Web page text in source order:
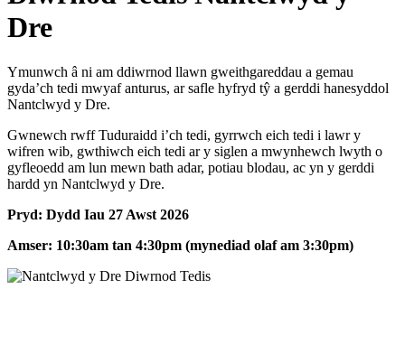
Dre
Ymunwch â ni am ddiwrnod llawn gweithgareddau a gemau
gyda’ch tedi mwyaf anturus, ar safle hyfryd tŷ a gerddi hanesyddol
Nantclwyd y Dre.
Gwnewch rwff Tuduraidd i’ch tedi, gyrrwch eich tedi i lawr y
wifren wib, gwthiwch eich tedi ar y siglen a mwynhewch lwyth o
gyfleoedd am lun mewn bath adar, potiau blodau, ac yn y gerddi
hardd yn Nantclwyd y Dre.
Pryd: Dydd Iau 27 Awst 2026
Amser: 10:30am tan 4:30pm (mynediad olaf am 3:30pm)